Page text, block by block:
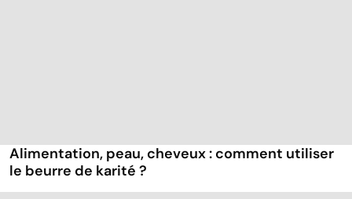
Alimentation, peau, cheveux : comment utiliser
le beurre de karité ?